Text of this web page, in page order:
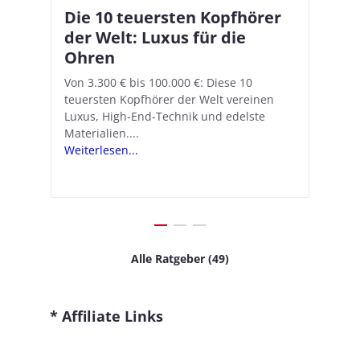
Die 10 teuersten Kopfhörer
der Welt: Luxus für die
Ohren
Von 3.300 € bis 100.000 €: Diese 10
teuersten Kopfhörer der Welt vereinen
Luxus, High-End-Technik und edelste
Materialien....
Weiterlesen...
Apple AirPods Pro 2 und iOS
18.1: So richtet ihr das neue
Hörgeräte-Feature ein
Mit iOS 18.1 und den AirPods Pro 2
verwandelt Apple seine In-Ear-Kopfhörer
in kostengünstige Hörhilfen. In wenigen
Schritten...
Weiterlesen...
Alle Ratgeber (49)
* Affiliate Links